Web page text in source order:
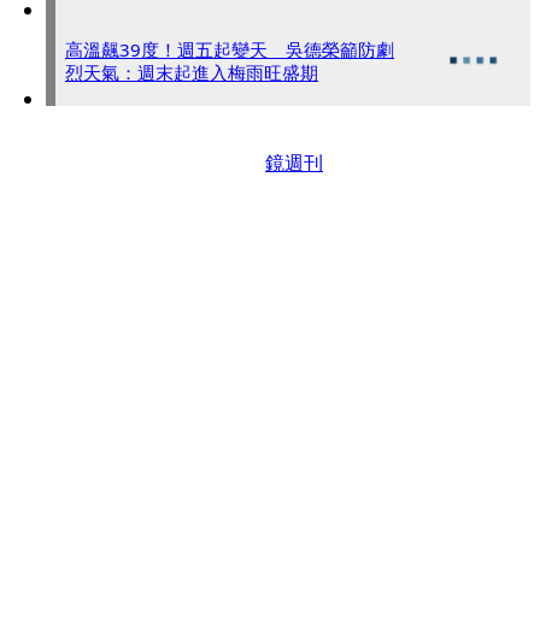
高溫飆39度！週五起變天 吳德榮籲防劇
烈天氣：週末起進入梅雨旺盛期
鏡週刊